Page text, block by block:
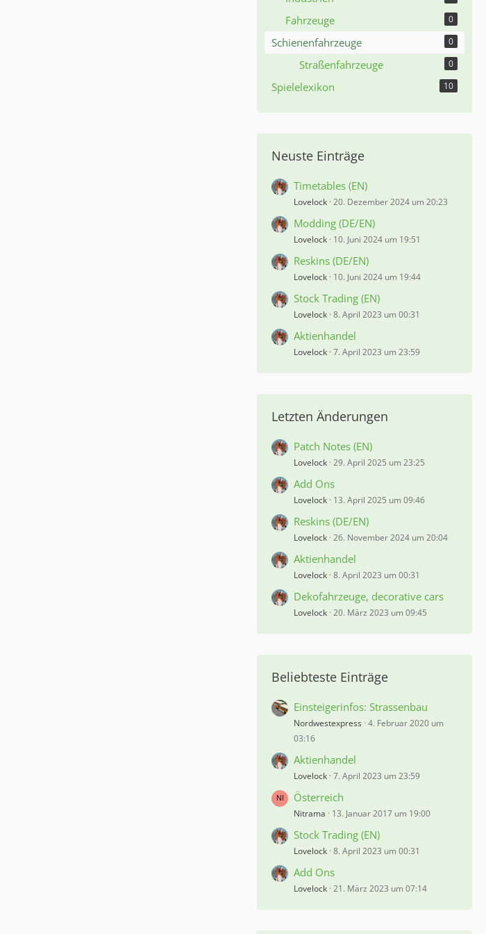
Fahrzeuge 0
Schienenfahrzeuge 0
Straßenfahrzeuge 0
Spielelexikon 10
Neuste Einträge
Timetables (EN)
Lovelock 20. Dezember 2024 um 20:23
Modding (DE/EN)
Lovelock 10. Juni 2024 um 19:51
Reskins (DE/EN)
Lovelock 10. Juni 2024 um 19:44
Stock Trading (EN)
Lovelock 8. April 2023 um 00:31
Aktienhandel
Lovelock 7. April 2023 um 23:59
Letzten Änderungen
Patch Notes (EN)
Lovelock 29. April 2025 um 23:25
Add Ons
Lovelock 13. April 2025 um 09:46
Reskins (DE/EN)
Lovelock 26. November 2024 um 20:04
Aktienhandel
Lovelock 8. April 2023 um 00:31
Dekofahrzeuge, decorative cars
Lovelock 20. März 2023 um 09:45
Beliebteste Einträge
Einsteigerinfos: Strassenbau
Nordwestexpress 4. Februar 2020 um
03:16
Aktienhandel
Lovelock 7. April 2023 um 23:59
Österreich
Nitrama 13. Januar 2017 um 19:00
Stock Trading (EN)
Lovelock 8. April 2023 um 00:31
Add Ons
Lovelock 21. März 2023 um 07:14